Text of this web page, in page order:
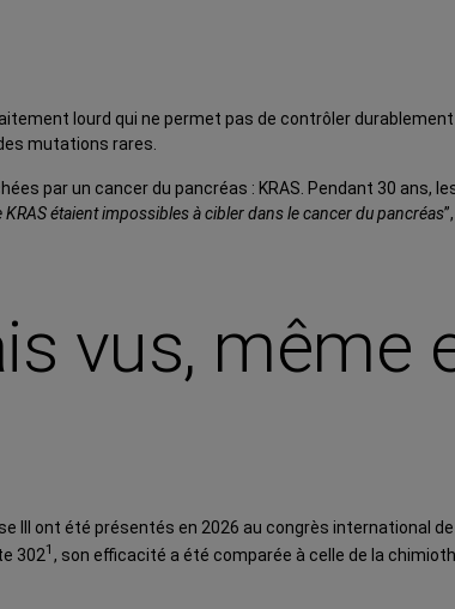
lourd qui ne permet pas de contrôler
mutations rares.
par un cancer du pancréas : KRAS. Pendant 30
étaient impossibles à cibler dans le cancer du pancréas
vus, même
ont été présentés en 2026 au congrès international de
3021 , son efficacité a été comparée à celle de la